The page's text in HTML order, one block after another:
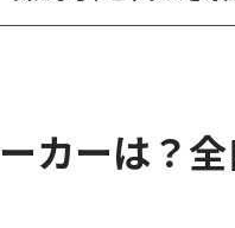
カーは？